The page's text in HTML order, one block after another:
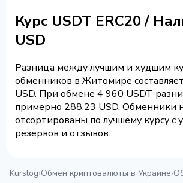
Курс USDT ERC20 /
USD
Разница между лучшим и худшим
обменников в Житомире
USD. При обмене 4 960 USDT
примерно 288.23 USD. Обменники
отсортированы по лучшему курсу с
резервов и отзывов.
Kurslog›Обмен криптовалюты в Украине›